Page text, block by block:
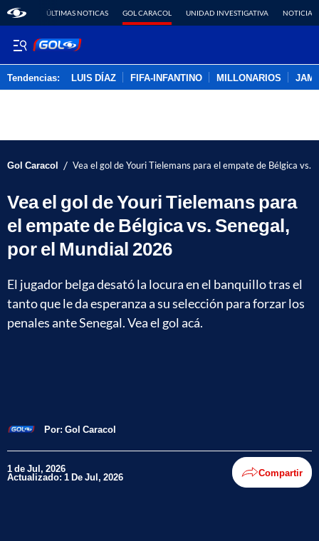
ÚLTIMAS NOTICAS GOL CARACOL UNIDAD INVESTIGATIVA NOTICIAS
Tendencias: LUIS DÍAZ FIFA-INFANTINO MILLONARIOS
Gol Caracol / Vea el gol de Youri Tielemans para el empate de Bélgica vs.
Vea el gol de Youri Tielemans para
el empate de Bélgica vs. Senegal,
por el Mundial 2026
El jugador belga desató la locura en el banquillo tras el
tanto que le da esperanza a su selección para forzar los
penales ante Senegal. Vea el gol acá.
Por: Gol Caracol
1 de Jul, 2026
Actualizado: 1 De Jul, 2026 Compartir